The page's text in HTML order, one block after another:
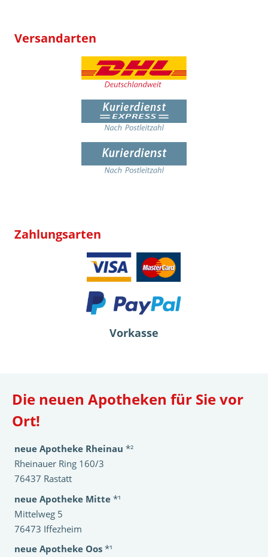
Versandarten
Zahlungsarten
Vorkasse
Die neuen Apotheken für Sie vor
Ort!
neue Apotheke Rheinau *²
Rheinauer Ring 160/3
76437 Rastatt
neue Apotheke Mitte *¹
Mittelweg 5
76473 Iffezheim
neue Apotheke Oos *¹